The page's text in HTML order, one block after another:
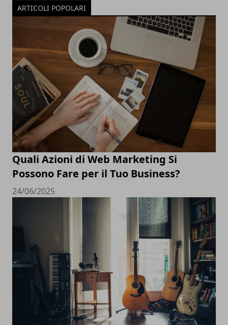
ARTICOLI POPOLARI
Quali Azioni di Web Marketing Si
Possono Fare per il Tuo Business?
24/06/2025